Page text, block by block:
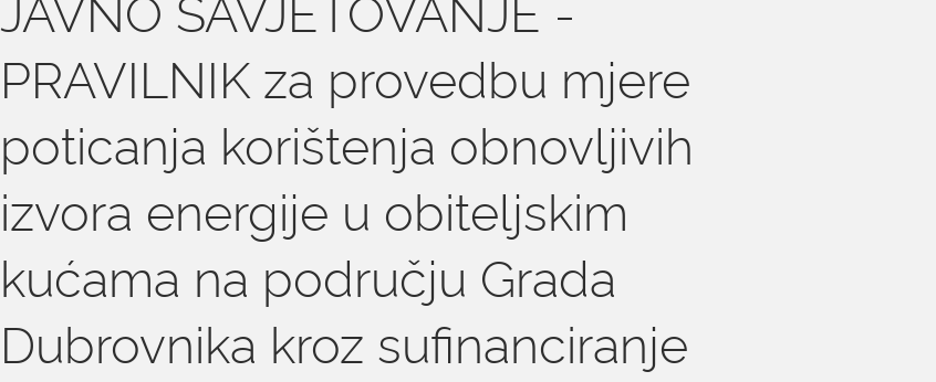
PRAVILNIK za provedbu mjere
poticanja korištenja obnovljivih
izvora energije u obiteljskim
kućama na području Grada
Dubrovnika kroz sufinanciranje